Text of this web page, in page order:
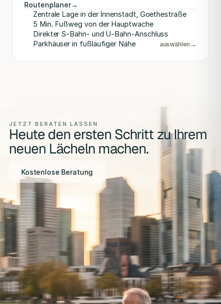
Routenplaner→
Zentrale Lage in der Innenstadt, Goethestraße
5 Min. Fußweg von der Hauptwache
Direkter S-Bahn- und U-Bahn-Anschluss
Parkhäuser in fußläufiger Nähe
auswählen →
JETZT BERATEN LASSEN
Heute den ersten Schritt zu Ihrem
neuen Lächeln machen.
Kostenlose Beratung